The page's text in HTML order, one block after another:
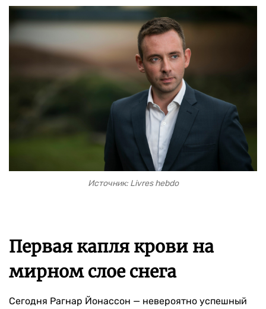
Источник: Livres hebdo
Первая капля крови на
мирном слое снега
Сегодня Рагнар Йонассон — невероятно успешный